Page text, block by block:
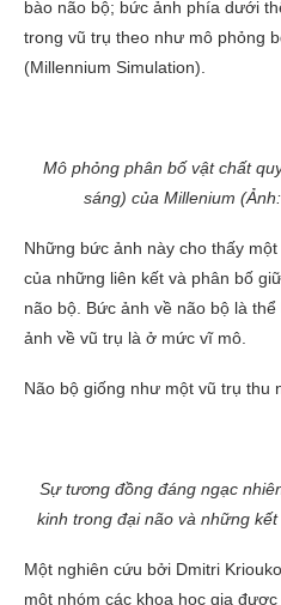
bào não bộ; bức ảnh phía dưới
trong vũ trụ theo như mô phỏng
(Millennium Simulation).
Mô phỏng phân bố vật chất
sáng) của Millenium
Những bức ảnh này cho thấy
của những liên kết và phân bố
não bộ. Bức ảnh về não bộ là
ảnh về vũ trụ là ở mức vĩ mô.
Não bộ giống như một vũ trụ thu
Sự tương đồng đáng ngạc
kinh trong đại não và những
Một nghiên cứu bởi Dmitri
một nhóm các khoa học gia